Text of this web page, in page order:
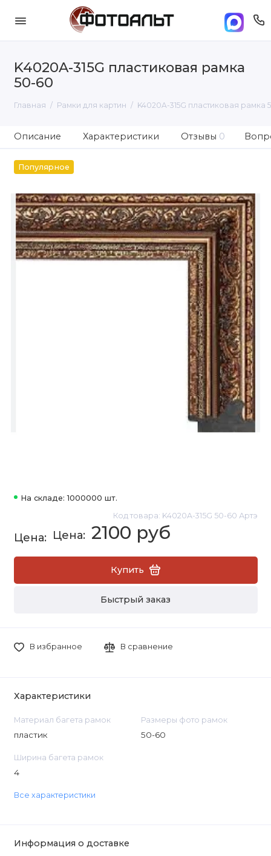
K4020A-315G пластиковая рамка
50-60
Главная Рамки для картин K4020A-315G пластиковая рамка
Описание Характеристики Отзывы 0
Популярное
На складе: 1000000 шт.
Код товара: K4020A-315G 50-60 Артэ
2100 руб
Купить
Быстрый заказ
В избранное В сравнение
Характеристики
Материал багета рамок
пластик
Размеры фото рамок
50-60
Ширина багета рамок
4
Все характеристики
Информация о доставке